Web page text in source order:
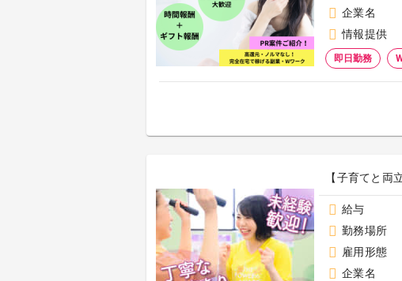
企業名
情報提供
即日勤務
【子育てと
給与
勤務場所
雇用形態
企業名